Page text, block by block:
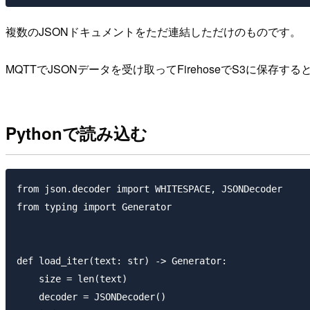
複数のJSONドキュメントをただ連結しただけのものです。
MQTTでJSONデータを受け取ってFirehoseでS3に保存する
Pythonで読み込む
from json.decoder import WHITESPACE, JSONDecoder
from typing import Generator
def load_iter(text: str) -> Generator:
    size = len(text)
    decoder = JSONDecoder()